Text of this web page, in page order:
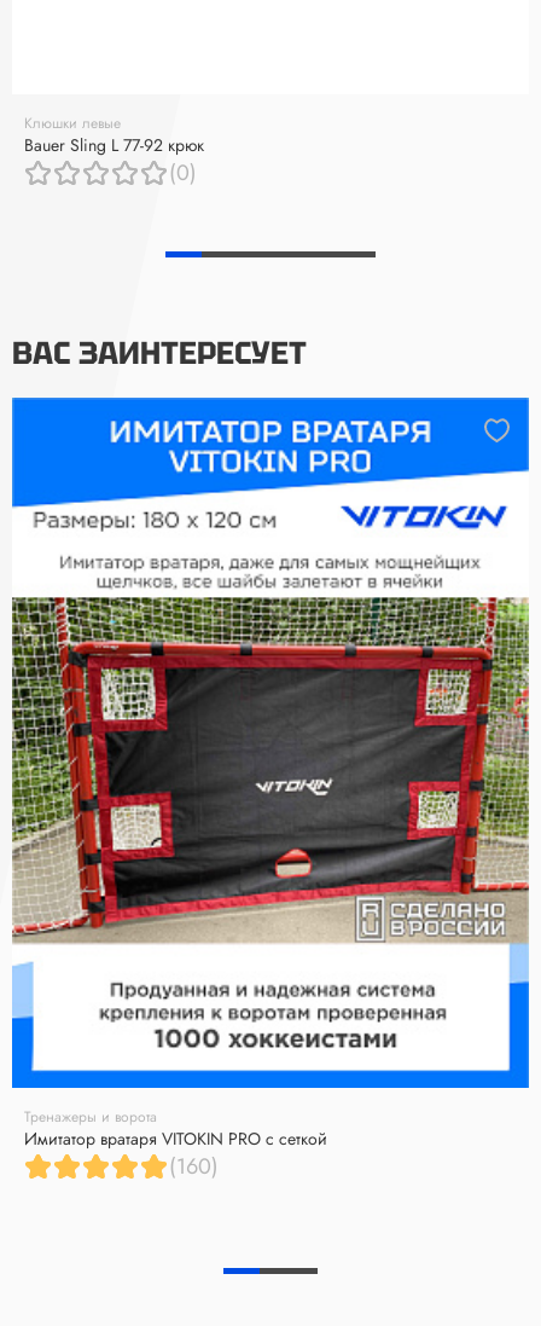
Клюшки левые
Bauer Sling L 77-92 крюк
(0)
ВАС ЗАИНТЕРЕСУЕТ
Тренажеры и ворота
Имитатор вратаря VITOKIN PRO с сеткой
(160)